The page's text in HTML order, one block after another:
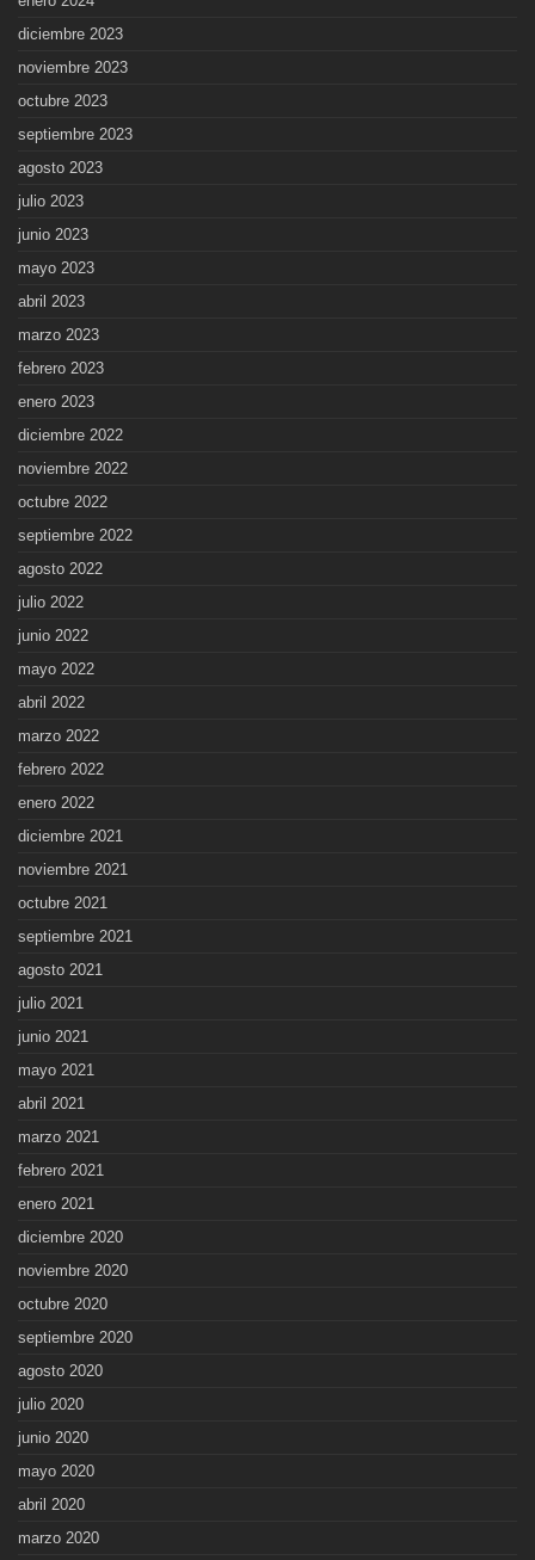
diciembre 2023
noviembre 2023
octubre 2023
septiembre 2023
agosto 2023
julio 2023
junio 2023
mayo 2023
abril 2023
marzo 2023
febrero 2023
enero 2023
diciembre 2022
noviembre 2022
octubre 2022
septiembre 2022
agosto 2022
julio 2022
junio 2022
mayo 2022
abril 2022
marzo 2022
febrero 2022
enero 2022
diciembre 2021
noviembre 2021
octubre 2021
septiembre 2021
agosto 2021
julio 2021
junio 2021
mayo 2021
abril 2021
marzo 2021
febrero 2021
enero 2021
diciembre 2020
noviembre 2020
octubre 2020
septiembre 2020
agosto 2020
julio 2020
junio 2020
mayo 2020
abril 2020
marzo 2020